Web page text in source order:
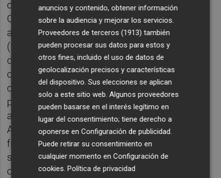
comerciales de mandarina 'Nova' en la
Comunitat Valenciana, demuestra que la
aplicación de ácido 2,4-diclorofenoxiacético
(2,4-D), en su nueva formulación sal
dimetilamina, durante una fase muy
concreta del desarrollo del fruto, cuando
comienza la etapa de expansión celular,
puede reducir el rajado hasta un 70%, sin
afectar al tamaño ni a la calidad del fruto.
Además, este descenso del número de
frutos dañados se traduce en un aumento
significativo del rendimiento final de la
cosecha.
anuncios y contenido, obtener información
sobre la audiencia y mejorar los servicios.
Proveedores de terceros (1913) también
pueden procesar sus datos para estos y
otros fines, incluido el uso de datos de
geolocalización precisos y características
del dispositivo. Sus elecciones se aplican
solo a este sitio web. Algunos proveedores
pueden basarse en el interés legítimo en
lugar del consentimiento; tiene derecho a
oponerse enConfiguración de publicidad
Puede retirar su consentimiento en
cualquier momento enConfiguración de
cookies .Política de privacidad